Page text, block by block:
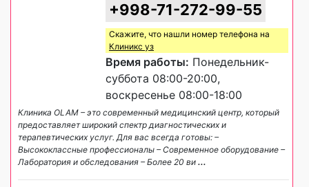
+998-71-272-99-55
Скажите, что нашли номер телефона на
Клиникс уз
Время работы: Понедельник-
суббота 08:00-20:00,
воскресенье 08:00-18:00
Клиника OLAM – это современный медицинский центр, который
предоставляет широкий спектр диагностических и
терапевтических услуг. Для вас всегда готовы: –
Высококлассные профессионалы – Современное оборудование –
Лаборатория и обследования – Более 20 ви ...